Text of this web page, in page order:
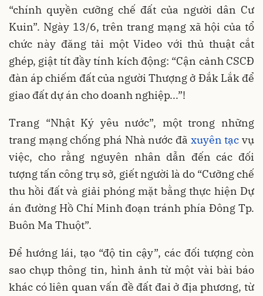
“chính quyền cưỡng chế đất của người dân Cư
Kuin”. Ngày 13/6, trên trang mạng xã hội của tổ
chức này đăng tải một Video với thủ thuật cắt
ghép, giật tít đầy tính kích động: “Cận cảnh CSCĐ
đàn áp chiếm đất của người Thượng ở Đắk Lắk để
giao đất dự án cho doanh nghiệp...”!
Trang “Nhật Ký yêu nước”, một trong những
trang mạng chống phá Nhà nước đã xuyên tạc vụ
việc, cho rằng nguyên nhân dẫn đến các đối
tượng tấn công trụ sở, giết người là do “Cưỡng chế
thu hồi đất và giải phóng mặt bằng thực hiện Dự
án đường Hồ Chí Minh đoạn tránh phía Đông Tp.
Buôn Ma Thuột”.
Để hướng lái, tạo “độ tin cậy”, các đối tượng còn
sao chụp thông tin, hình ảnh từ một vài bài báo
khác có liên quan vấn đề đất đai ở địa phương, từ